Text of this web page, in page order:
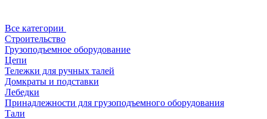
Все категории
Строительство
Грузоподъемное оборудование
Цепи
Тележки для ручных талей
Домкраты и подставки
Лебедки
Принадлежности для грузоподъемного оборудования
Тали